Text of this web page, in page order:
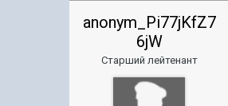
anonym_Pi77jKfZ7
6jW
Старший лейтенант